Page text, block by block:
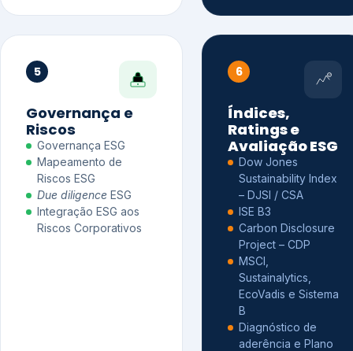
5
Governança e
Riscos
Governança ESG
Mapeamento de
Riscos ESG
Due diligence ESG
Integração ESG aos
Riscos Corporativos
6
Índices,
Ratings e
Avaliação ESG
Dow Jones
Sustainability Index
– DJSI / CSA
ISE B3
Carbon Disclosure
Project – CDP
MSCI,
Sustainalytics,
EcoVadis e Sistema
B
Diagnóstico de
aderência e Plano